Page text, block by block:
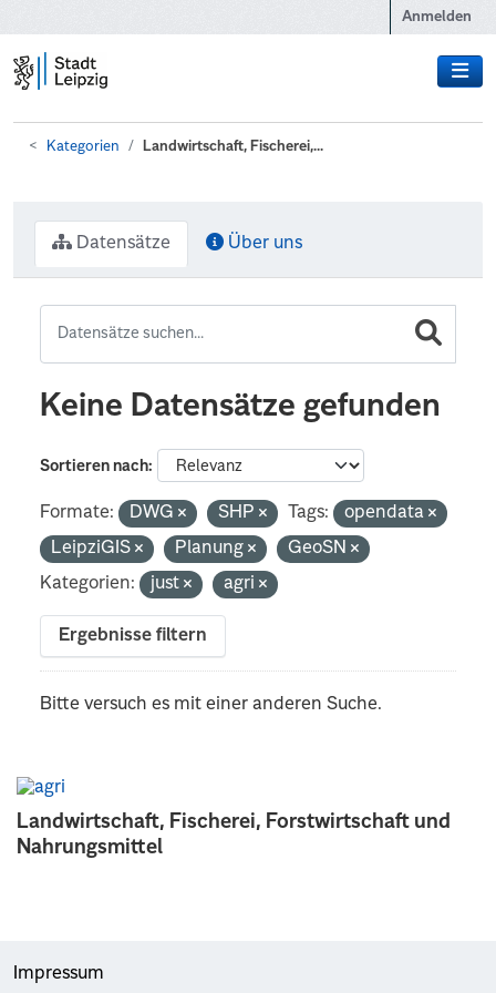
Anmelden
Kategorien Landwirtschaft, Fischerei,...
Landwirtschaft, Fischerei, Forstwirtschaft und
Nahrungsmittel
Datensätze Über uns
Keine Datensätze gefunden
Sortieren nach
Formate: DWG SHP Tags:
opendata
LeipziGIS
Planung
GeoSN
Kategorien:
just agri
Ergebnisse filtern
Bitte versuch es mit einer anderen Suche.
Impressum